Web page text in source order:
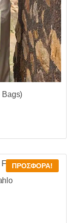
Bags)
ΠΡΟΣΦΟΡΆ!